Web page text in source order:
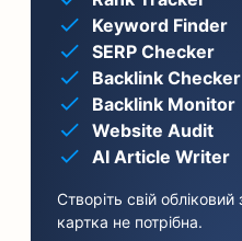
Keyword Finder
SERP Checker
Backlink Checker
Backlink Monitor
Website Audit
AI Article Writer
Створіть свій
картка не потрібна.